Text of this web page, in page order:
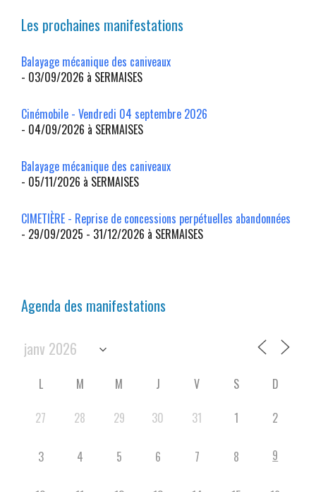
Les prochaines manifestations
Balayage mécanique des caniveaux
- 03/09/2026 à SERMAISES
Cinémobile - Vendredi 04 septembre 2026
- 04/09/2026 à SERMAISES
Balayage mécanique des caniveaux
- 05/11/2026 à SERMAISES
CIMETIÈRE - Reprise de concessions perpétuelles abandonnées
- 29/09/2025 - 31/12/2026 à SERMAISES
Agenda des manifestations
L M M J V S
D
27
28 29 30 31 1 2
3 4 5 6 7 8 9